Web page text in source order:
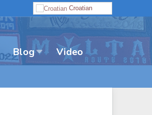
Croatian
Blog Video